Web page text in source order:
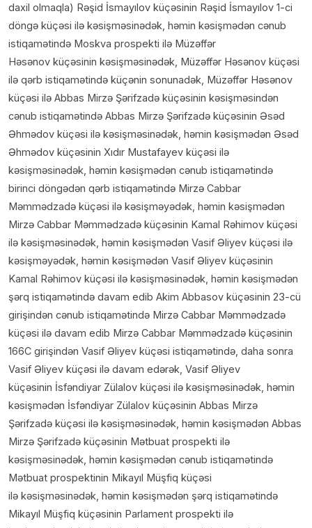
daxil olmaqla) Rəşid İsmayılov küçəsinin Rəşid İsmayılov 1-ci
döngə küçəsi ilə kəsişməsinədək, həmin kəsişmədən cənub
istiqamətində Moskva prospekti ilə Müzəffər
Həsənov küçəsinin kəsişməsinədək, Müzəffər Həsənov küçəsi
ilə qərb istiqamətində küçənin sonunadək, Müzəffər Həsənov
küçəsi ilə Abbas Mirzə Şərifzadə küçəsinin kəsişməsindən
cənub istiqamətində Abbas Mirzə Şərifzadə küçəsinin Əsəd
Əhmədov küçəsi ilə kəsişməsinədək, həmin kəsişmədən Əsəd
Əhmədov küçəsinin Xıdır Mustafayev küçəsi ilə
kəsişməsinədək, həmin kəsişmədən cənub istiqamətində
birinci döngədən qərb istiqamətində Mirzə Cabbar
Məmmədzadə küçəsi ilə kəsişməyədək, həmin kəsişmədən
Mirzə Cabbar Məmmədzadə küçəsinin Kamal Rəhimov küçəsi
ilə kəsişməsinədək, həmin kəsişmədən Vasif Əliyev küçəsi ilə
kəsişməyədək, həmin kəsişmədən Vasif Əliyev küçəsinin
Kamal Rəhimov küçəsi ilə kəsişməsinədək, həmin kəsişmədən
şərq istiqamətində davam edib Akim Abbasov küçəsinin 23-cü
girişindən cənub istiqamətində Mirzə Cabbar Məmmədzadə
küçəsi ilə davam edib Mirzə Cabbar Məmmədzadə küçəsinin
166C girişindən Vasif Əliyev küçəsi istiqamətində, daha sonra
Vasif Əliyev küçəsi ilə davam edərək, Vasif Əliyev
küçəsinin İsfəndiyar Zülalov küçəsi ilə kəsişməsinədək, həmin
kəsişmədən İsfəndiyar Zülalov küçəsinin Abbas Mirzə
Şərifzadə küçəsi ilə kəsişməsinədək, həmin kəsişmədən Abbas
Mirzə Şərifzadə küçəsinin Mətbuat prospekti ilə
kəsişməsinədək, həmin kəsişmədən cənub istiqamətində
Mətbuat prospektinin Mikayıl Müşfiq küçəsi
ilə kəsişməsinədək, həmin kəsişmədən şərq istiqamətində
Mikayıl Müşfiq küçəsinin Parlament prospekti ilə